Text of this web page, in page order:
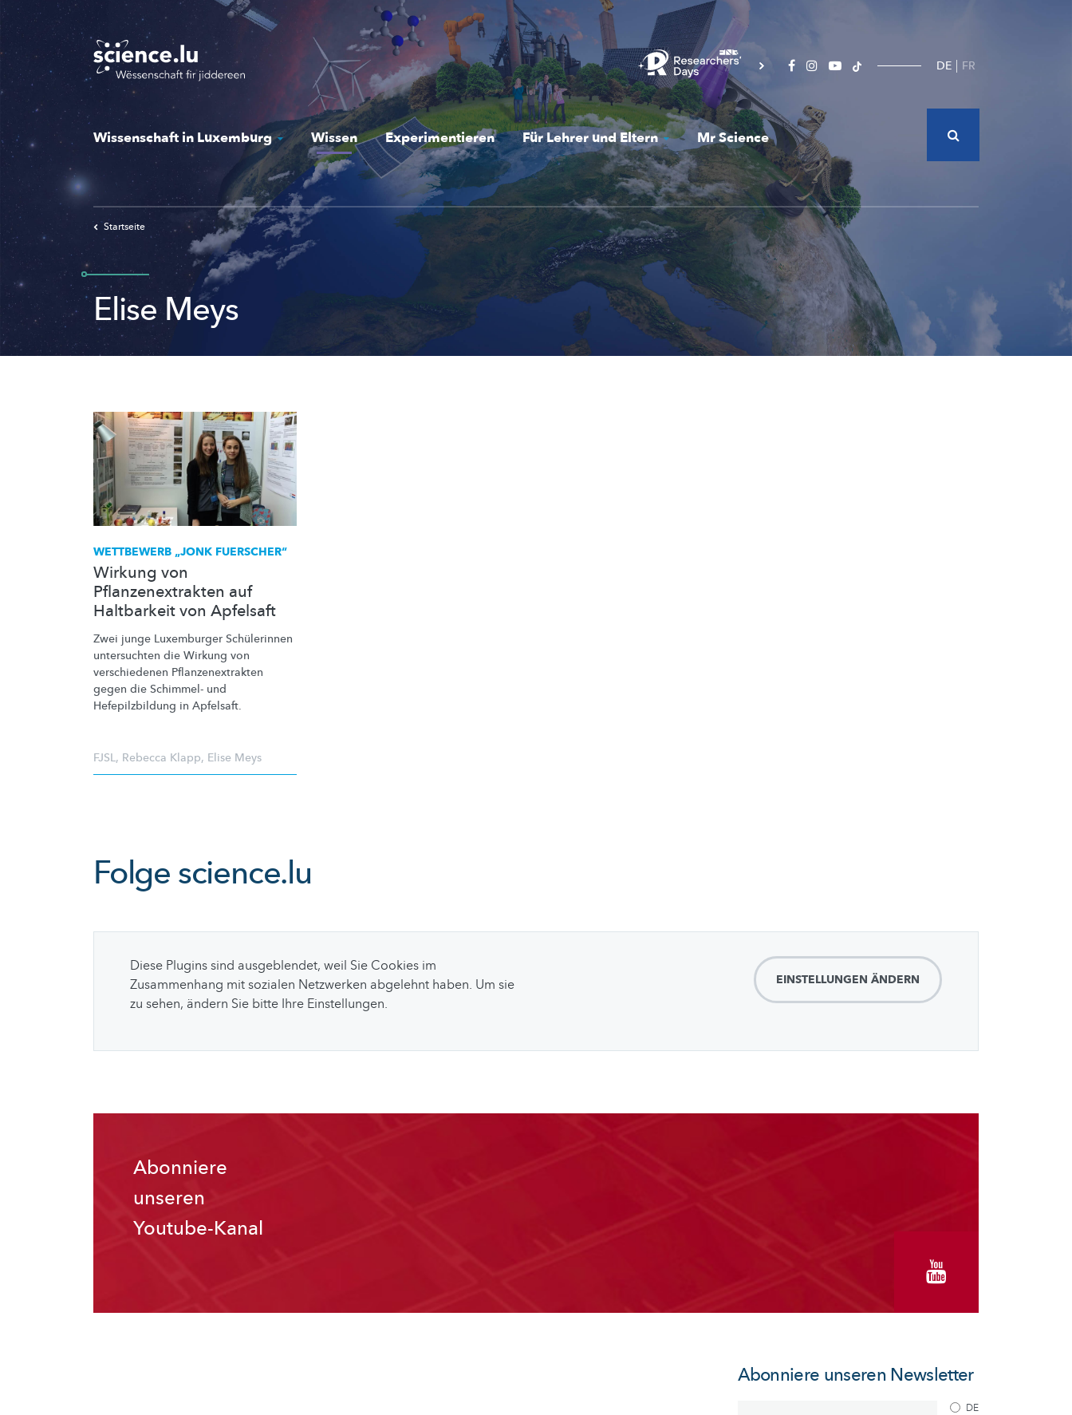
Skip
to
main
content
DE FR
Wissenschaft in Luxemburg Wissen Experimentieren Für Lehrer und Eltern Mr Science
Startseite
Elise Meys
WETTBEWERB „JONK FUERSCHER“
Wirkung von
Pflanzenextrakten auf
Haltbarkeit von Apfelsaft
Zwei junge Luxemburger Schülerinnen
untersuchten die Wirkung von
verschiedenen Pflanzenextrakten
gegen die Schimmel- und
Hefepilzbildung in Apfelsaft.
FJSL, Rebecca Klapp, Elise Meys
Folge science.lu
Diese Plugins sind ausgeblendet, weil Sie Cookies im
Zusammenhang mit sozialen Netzwerken abgelehnt haben. Um sie
zu sehen, ändern Sie bitte Ihre Einstellungen.
EINSTELLUNGEN ÄNDERN
Abonniere
unseren
Youtube-Kanal
Abonniere unseren Newsletter
DE